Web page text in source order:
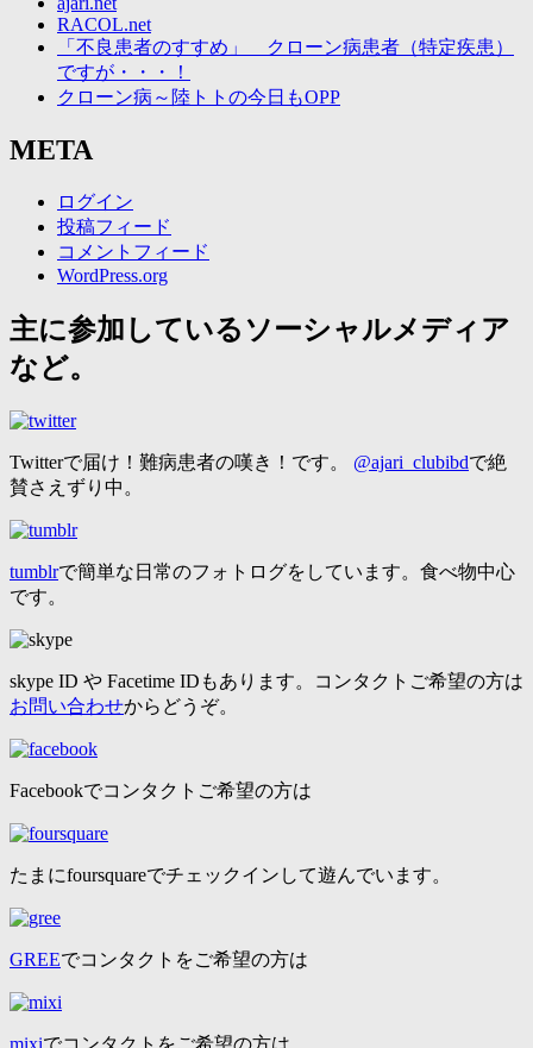
RACOL.net
「不良患者のすすめ」 クローン病患者（特定疾患）
ですが・・・！
クローン病～陸トトの今日もOPP
META
ログイン
投稿フィード
コメントフィード
WordPress.org
主に参加しているソーシャルメディア
など。
Twitterで届け！難病患者の嘆き！です。 @ajari_clubibdで絶
賛さえずり中。
tumblrで簡単な日常のフォトログをしています。食べ物中心
です。
skype ID や Facetime IDもあります。コンタクトご希望の方は
お問い合わせからどうぞ。
Facebookでコンタクトご希望の方は
たまにfoursquareでチェックインして遊んでいます。
GREEでコンタクトをご希望の方は
mixiでコンタクトをご希望の方は